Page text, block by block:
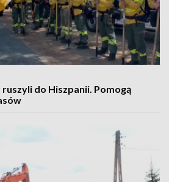
do Hiszpanii. Pomogą